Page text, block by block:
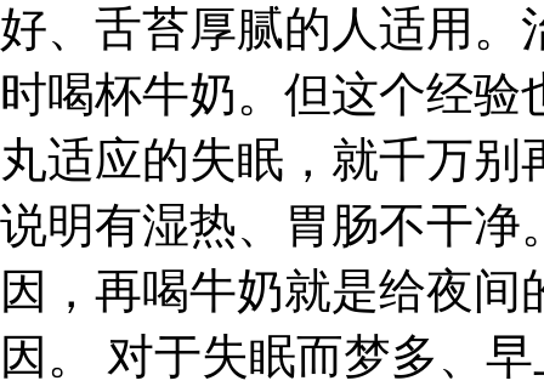
好、舌苔厚腻的人适用。
时喝杯牛奶。但这个经
丸适应的失眠，就千万
说明有湿热、胃肠不干净
因，再喝牛奶就是给夜
因。 对于失眠而梦多、